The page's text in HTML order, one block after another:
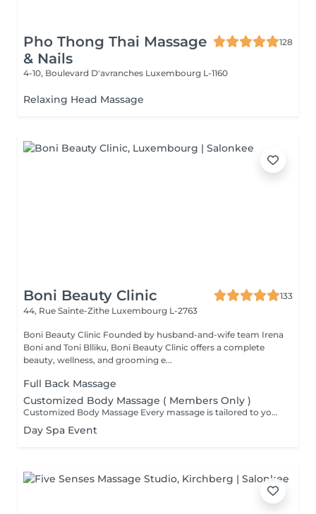
Pho Thong Thai Massage
& Nails
128
4-10, Boulevard D'avranches Luxembourg L-1160
Relaxing Head Massage
Boni Beauty Clinic
133
44, Rue Sainte-Zithe Luxembourg L-2763
Boni Beauty Clinic Founded by husband-and-wife team Irena
Boni and Toni Blliku, Boni Beauty Clinic offers a complete
beauty, wellness, and grooming e...
Full Back Massage
Customized Body Massage ( Members Only )
Customized Body Massage Every massage is tailored to your individual needs and preferences on the day of your appointment. After a brief consultation, your therapist will customize the treatment to focus on areas of tension, muscle tightness, stress relief, relaxation, or overall well-being. Using personalized techniques and pressure, each session is designed to help reduce tension, improve circulation, ease muscle discomfort, and leave you feeling deeply relaxed and refreshed. Suitable for everyone and fully adapted to your body's needs.
Day Spa Event